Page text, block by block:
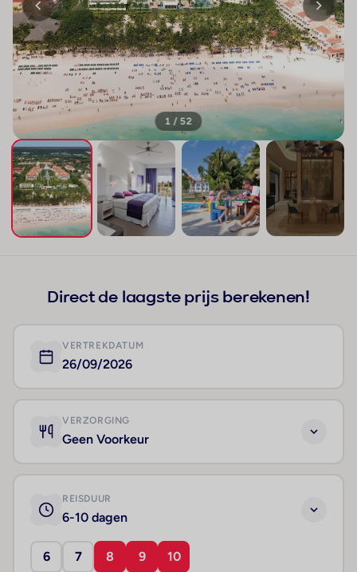
1 / 52
Direct de laagste prijs berekenen!
VERTREKDATUM
26/09/2026
VERZORGING
Geen Voorkeur
REISDUUR
6-10 dagen
6 7 8 9 10